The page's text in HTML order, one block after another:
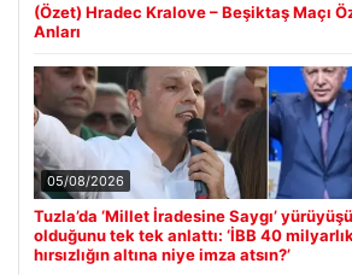
(Özet) Hradec Kralove – Beşiktaş Maçı
Anları
05/08/2026
Tuzla’da ‘Millet İradesine Saygı’
olduğunu tek tek anlattı: ‘İBB 40
hırsızlığın altına niye imza atsın?’